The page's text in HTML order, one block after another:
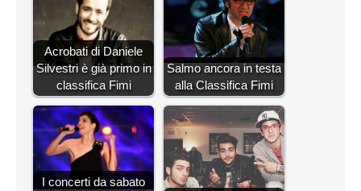
Acrobati di Daniele
Silvestri è già primo in
classifica Fimi
Salmo ancora in testa
alla Classifica Fimi
I concerti da sabato